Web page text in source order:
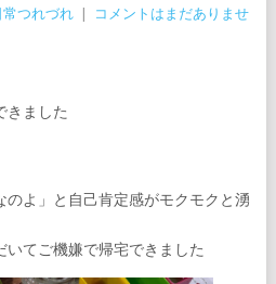
常つれづれ
コメントはまだありませ
きました
のよ」と自己肯定感がモクモクと湧
てご機嫌で帰宅できました